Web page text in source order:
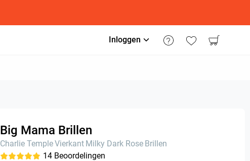
Inloggen
Big Mama Brillen
Charlie TempleVierkant Milky Dark Rose Brillen
14 Beoordelingen